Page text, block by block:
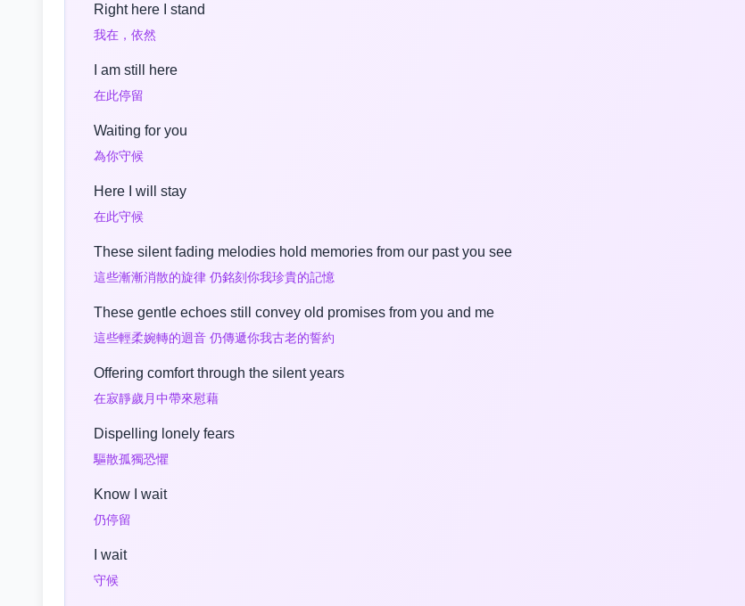
Right here I stand
我在，依然
I am still here
在此停留
Waiting for you
為你守候
Here I will stay
在此守候
These silent fading melodies hold memories from our past you see
這些漸漸消散的旋律 仍銘刻你我珍貴的記憶
These gentle echoes still convey old promises from you and me
這些輕柔婉轉的迴音 仍傳遞你我古老的誓約
Offering comfort through the silent years
在寂靜歲月中帶來慰藉
Dispelling lonely fears
驅散孤獨恐懼
Know I wait
仍停留
I wait
守候